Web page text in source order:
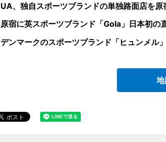
UA、独自スポーツブランドの単独路面店を原
原宿に英スポーツブランド「Gola」日本初の
デンマークのスポーツブランド「ヒュンメル